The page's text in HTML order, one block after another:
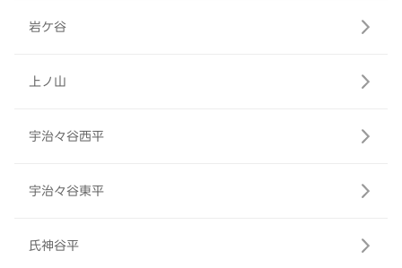
岩ケ谷
上ノ山
宇治々谷西平
宇治々谷東平
氏神谷平